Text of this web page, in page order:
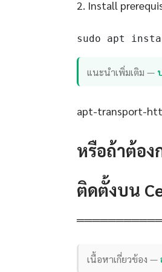
2. Install
sudo apt
แนะนำเพิ่มเติม —
apt-transport-
หรือถ้าต้อง
ติดตั้งบน
เนื้อหาเกี่ยวข้อง —